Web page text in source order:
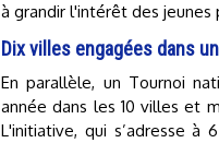
à grandir l'intérêt des jeunes
Dix villes engagées dans
En parallèle, un Tournoi
année dans les 10 villes et
L'initiative, qui s’adresse à